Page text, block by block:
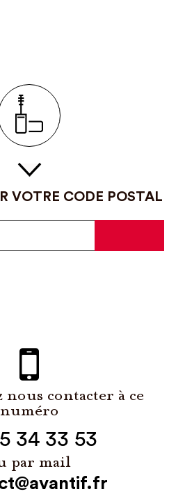
VOTRE CODE POSTAL
nous contacter à ce
numéro
34 33 53
par mail